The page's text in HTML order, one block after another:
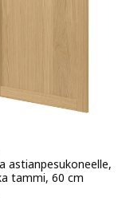
astianpesukoneelle,
tammi, 60 cm
126,-